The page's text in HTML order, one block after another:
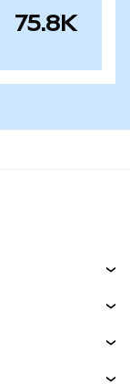
75.8K